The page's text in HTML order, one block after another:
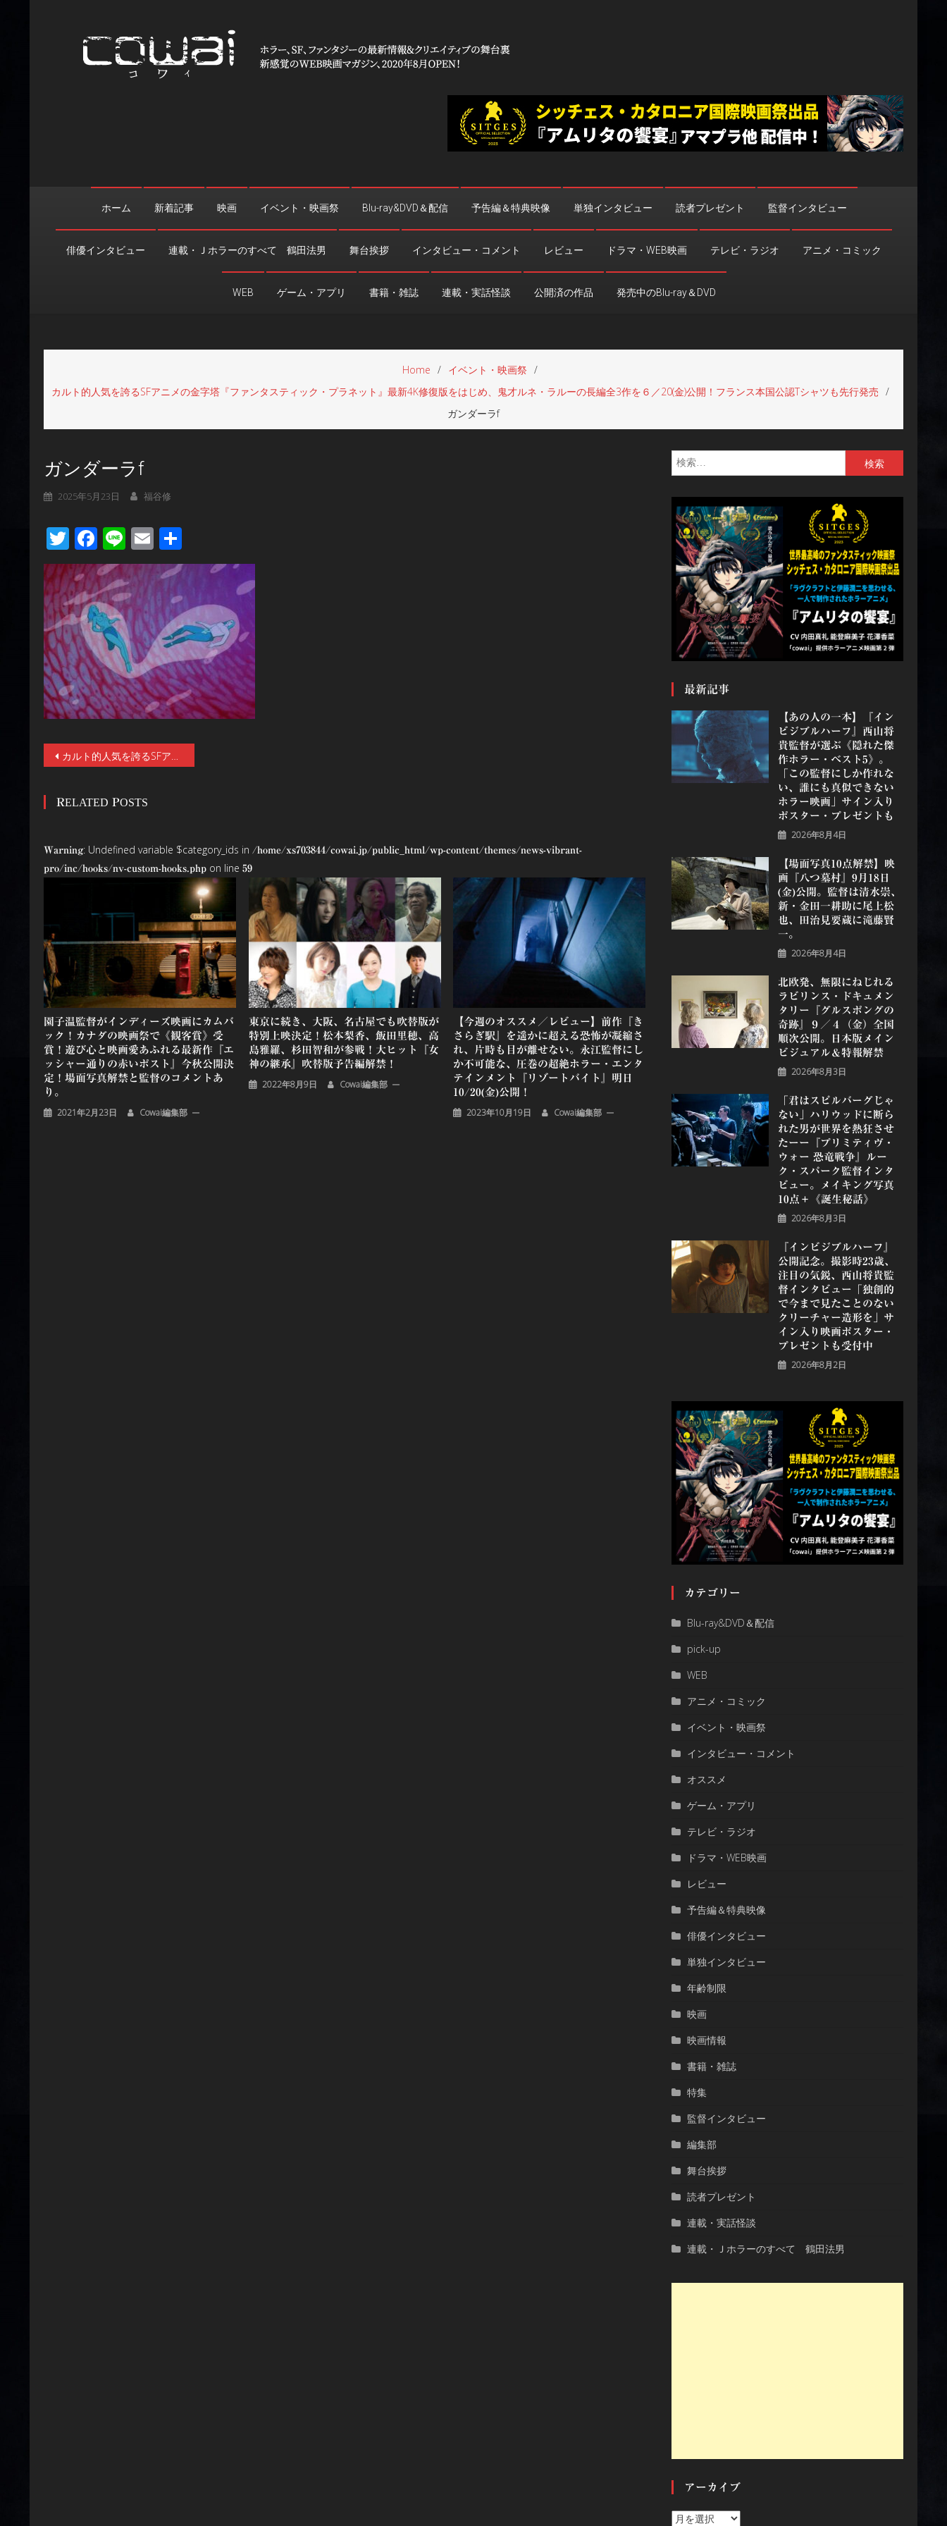
ホーム 新着記事 映画 イベント・映画祭 Blu-ray&DVD＆配信 予告編＆特典映像 単独インタビュー 読者プレゼント 監督インタビュー
俳優インタビュー 連載・Ｊホラーのすべて 鶴田法男 舞台挨拶 インタビュー・コメント レビュー ドラマ・WEB映画 テレビ・ラジオ アニメ・コミック
WEB ゲーム・アプリ 書籍・雑誌 連載・実話怪談 公開済の作品 発売中のBlu-ray＆DVD
Home
イベント・映画祭
カルト的人気を誇るSFアニメの金字塔『ファンタスティック・プラネット』最新4K修復版をはじめ、鬼才ルネ・ラルーの長編全3作を６／20(金)公開！フランス本国公認Tシャツも先行発売
ガンダーラf
ガンダーラf
2025年5月23日 福谷修
TwitterFacebook
LineEmail
有
投
ナ
ゲ
ョ
ン
カルト的人気を誇るSFアニメの金字塔『ファンタスティック・プラネット』最新4K修復版をはじめ、鬼才ルネ・ラルーの長編全3作を６／20(金)公開！フランス本国公認Tシャツも先行発売
RELATED POSTS
Warning: Undefined variable $category_ids in /home/xs703844/cowai.jp/public_html/wp-content/themes/news-vibrant-
pro/inc/hooks/nv-custom-hooks.php on line 59
園子温監督がインディーズ映画にカムバ
ック！カナダの映画祭で《観客賞》受
賞！遊び心と映画愛あふれる最新作『エ
ッシャー通りの赤いポスト』今秋公開決
定！場面写真解禁と監督のコメントあ
り。
2021年2月23日 Cowai編集部
東京に続き、大阪、名古屋でも吹替版が
特別上映決定！松本梨香、飯田里穂、高
島雅羅、杉田智和が参戦！大ヒット『女
神の継承』吹替版予告編解禁！
2022年8月9日 Cowai編集部
【今週のオススメ／レビュー】前作『き
さらぎ駅』を遥かに超える恐怖が凝縮さ
れ、片時も目が離せない。永江監督にし
か不可能な、圧巻の超絶ホラー・エンタ
テインメント『リゾートバイト』明日
10/20(金)公開！
2023年10月19日 Cowai編集部
索:
最新記事
【あの人の一本】『イン
ビジブルハーフ』⻄⼭将
貴監督が選ぶ《隠れた傑
作ホラー・ベスト5》。
「この監督にしか作れな
い、誰にも真似できない
ホラー映画」サイン入り
ポスター・プレゼントも
2026年8月4日
【場面写真10点解禁】映
画『八つ墓村』9月18日
(金)公開。監督は清水崇、
新・金田一耕助に尾上松
也、田治見要蔵に滝藤賢
一。
2026年8月4日
北欧発、無限にねじれる
ラビリンス・ドキュメン
タリー『グルスポングの
奇跡』９／４（金）全国
順次公開。日本版メイン
ビジュアル＆特報解禁
2026年8月3日
「君はスピルバーグじゃ
ない」ハリウッドに断ら
れた男が世界を熱狂させ
たーー『プリミティヴ・
ウォー 恐⻯戦争』ルー
ク・スパーク監督インタ
ビュー。メイキング写真
10点＋《誕⽣秘話》
2026年8月3日
『インビジブルハーフ』
公開記念。撮影時23歳、
注目の気鋭、⻄⼭将貴監
督インタビュー「独創的
で今まで見たことのない
クリーチャー造形を」サ
イン入り映画ポスター・
プレゼントも受付中
2026年8月2日
カテゴリー
Blu-ray&DVD＆配信
pick-up
WEB
アニメ・コミック
イベント・映画祭
インタビュー・コメント
オススメ
ゲーム・アプリ
テレビ・ラジオ
ドラマ・WEB映画
レビュー
予告編＆特典映像
俳優インタビュー
単独インタビュー
年齢制限
映画
映画情報
書籍・雑誌
特集
監督インタビュー
編集部
舞台挨拶
読者プレゼント
連載・実話怪談
連載・Ｊホラーのすべて 鶴田法男
アーカイブ
ア